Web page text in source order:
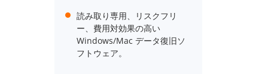
読み取り専用、リスクフリ
ー、費用対効果の高い
Windows/Mac データ復旧ソ
フトウェア。